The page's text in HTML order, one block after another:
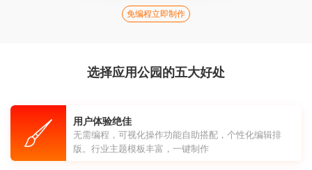
免编程立即制作
选择应用公园的五大好处
用户体验绝佳
无需编程，可视化操作功能自助搭配，个性化编辑排
版。行业主题模板丰富，一键制作